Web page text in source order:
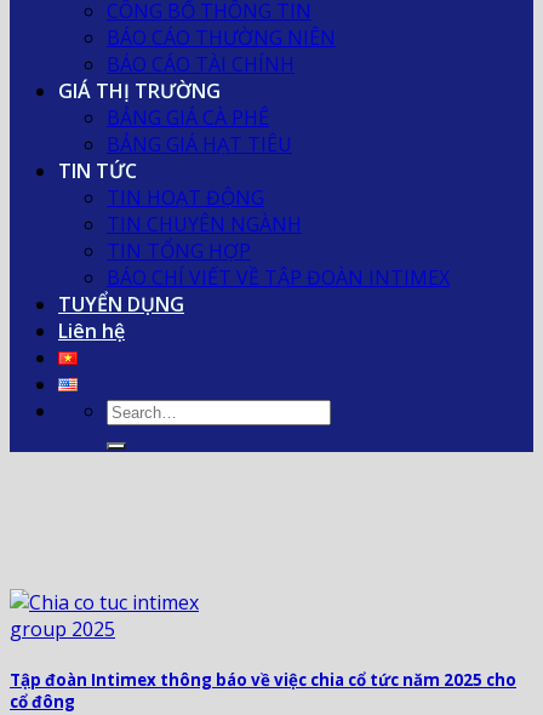
CÔNG BỐ THÔNG TIN
BÁO CÁO THƯỜNG NIÊN
BÁO CÁO TÀI CHÍNH
GIÁ THỊ TRƯỜNG
BẢNG GIÁ CÀ PHÊ
BẢNG GIÁ HẠT TIÊU
TIN TỨC
TIN HOẠT ĐỘNG
TIN CHUYÊN NGÀNH
TIN TỔNG HỢP
BÁO CHÍ VIẾT VỀ TẬP ĐOÀN INTIMEX
TUYỂN DỤNG
Liên hệ
Tập đoàn Intimex thông báo về việc chia cổ tức năm 2025 cho
cổ đông